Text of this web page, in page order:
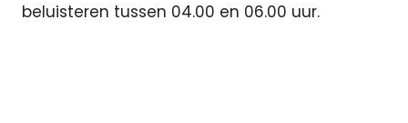
beluisteren tussen 04.00 en 06.00 uur.